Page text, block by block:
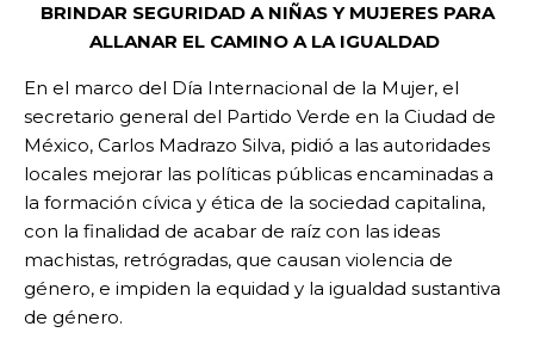
BRINDAR SEGURIDAD A NIÑAS Y MUJERES PARA
ALLANAR EL CAMINO A LA IGUALDAD
En el marco del Día Internacional de la Mujer, el
secretario general del Partido Verde en la Ciudad de
México, Carlos Madrazo Silva, pidió a las autoridades
locales mejorar las políticas públicas encaminadas a
la formación cívica y ética de la sociedad capitalina,
con la finalidad de acabar de raíz con las ideas
machistas, retrógradas, que causan violencia de
género, e impiden la equidad y la igualdad sustantiva
de género.